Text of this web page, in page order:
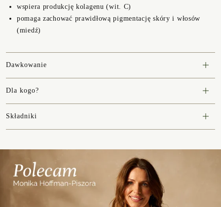
wspiera produkcję kolagenu (wit. C)
pomaga zachować prawidłową pigmentację skóry i włosów
(miedź)
Dawkowanie
Dla kogo?
Składniki